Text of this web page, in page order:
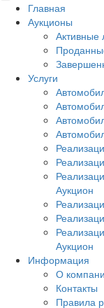
Главная
Аукционы
Активные
Услуги
Аукцион
Аукцион
Информация
О
Контакты
Правила